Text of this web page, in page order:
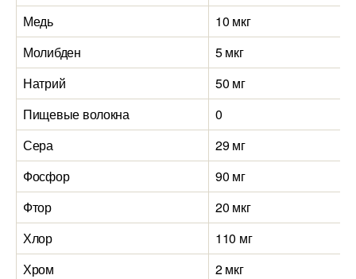
Медь
10 мкг
Молибден
5 мкг
Натрий
50 мг
Пищевые волокна
0
Сера
29 мг
Фосфор
90 мг
Фтор
20 мкг
Хлор
110 мг
Хром
2 мкг